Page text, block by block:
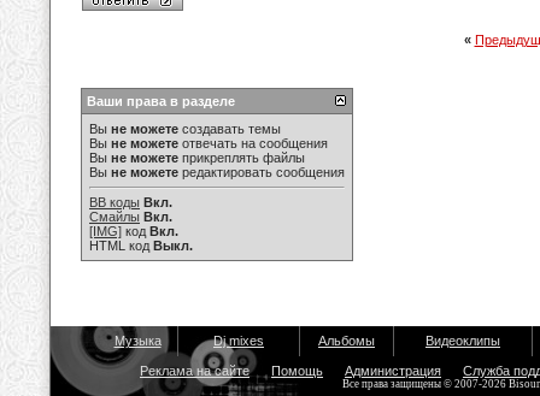
«
Ваши права в разделе
Вы не можете создавать темы
Вы не можете отвечать на сообщения
Вы не можете прикреплять файлы
Вы не можете редактировать сообщения
BB коды Вкл.
Смайлы Вкл.
[IMG] код Вкл.
HTML код Выкл.
Музыка Dj mixes Альбомы Видеоклипы
Реклама на сайте Помощь Администрация Служба
Все права защищены © 2007-2026